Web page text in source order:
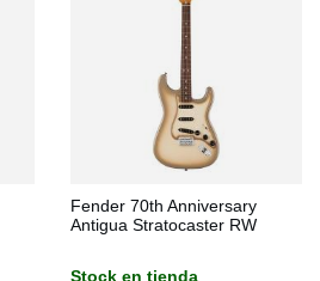
Fender 70th Anniversary
Antigua Stratocaster RW
Stock en tienda